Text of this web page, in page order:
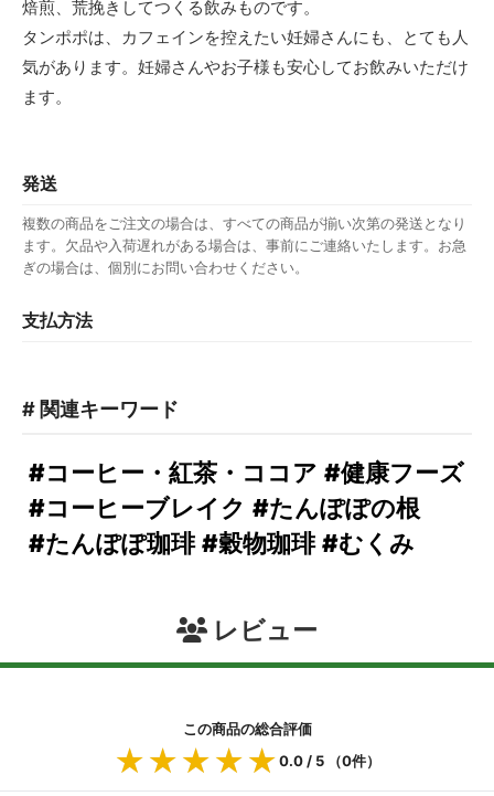
焙煎、荒挽きしてつくる飲みものです。
タンポポは、カフェインを控えたい妊婦さんにも、とても人
気があります。妊婦さんやお子様も安心してお飲みいただけ
ます。
発送
複数の商品をご注文の場合は、すべての商品が揃い次第の発送となり
ます。欠品や入荷遅れがある場合は、事前にご連絡いたします。お急
ぎの場合は、個別にお問い合わせください。
支払方法
# 関連キーワード
#コーヒー・紅茶・ココア
#穀物珈琲
#健康フーズ
#コーヒーブレイク
#むくみ
#たんぽぽ珈琲
#たんぽぽの根
レビュー
この商品の総合評価
★★★★★
★★★★★0.0/ 5 （0件）